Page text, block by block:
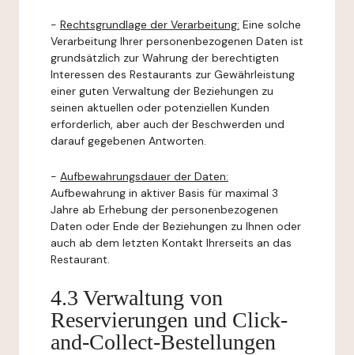
- Rechtsgrundlage der Verarbeitung: Eine solche
Verarbeitung Ihrer personenbezogenen Daten ist
grundsätzlich zur Wahrung der berechtigten
Interessen des Restaurants zur Gewährleistung
einer guten Verwaltung der Beziehungen zu
seinen aktuellen oder potenziellen Kunden
erforderlich, aber auch der Beschwerden und
darauf gegebenen Antworten.
- Aufbewahrungsdauer der Daten:
Aufbewahrung in aktiver Basis für maximal 3
Jahre ab Erhebung der personenbezogenen
Daten oder Ende der Beziehungen zu Ihnen oder
auch ab dem letzten Kontakt Ihrerseits an das
Restaurant.
4.3 Verwaltung von
Reservierungen und Click-
and-Collect-Bestellungen